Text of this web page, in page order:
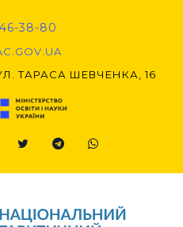
38-80
ТАРАСА ШЕВЧЕНКА, 16